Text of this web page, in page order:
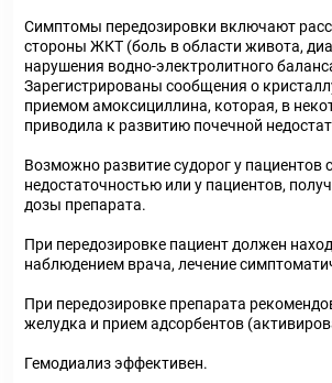
Симптомы передозировки включают
стороны ЖКТ (боль в области живота,
нарушения водно-электролитного
Зарегистрированы сообщения о
приемом амоксициллина, которая, в
приводила к развитию почечной
Возможно развитие судорог у пациентов
недостаточностью или у пациентов,
дозы препарата.
При передозировке пациент должен
наблюдением врача, лечение
При передозировке препарата
желудка и прием адсорбентов
Гемодиализ эффективен.